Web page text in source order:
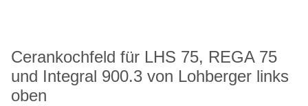
Cerankochfeld für LHS 75, REGA 75
und Integral 900.3 von Lohberger links
oben